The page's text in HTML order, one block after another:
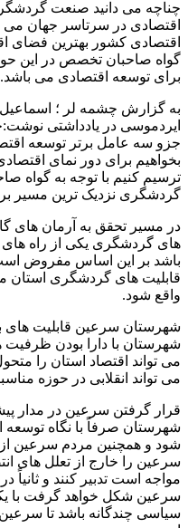
چناچه می دانید صنعت
اقتصادی در سرتاسر جهان می
اقتصادی کشور بهترین فضای
گواه صاحبان تخصص در این
برای توسعه اقتصادی می باشد.
به گزارش چشمه لر ؛
ایردموسی در یادداشتی
جزو سه عامل برتر توسعه
بخواهیم برای دور نمای
ترسیم کنیم با توجه به گواه
گردشگری نزدیک ترین مسیر
در مسیر تحقق به آرمان های
های گردشگری یکی از راه
باشد بر این اساس مفروض
قابلیت های گردشگری استان
واقع شود.
شهرستان سرعین قابلیت های
شهرستان با دارا بودن
می تواند اقتصاد استان را
می تواند انقلابی در حوزه
قرار گرفتن سرعین در مدار
شهرستان صرفاً با نگاه توسعه
شود و همچنین مردم سرعین از
سرعین را خارج از تعلل های
مواجه است تدبیر کنند و ثانیاً
سرعین شکل خواهد گرفت با
سیاسی چندگانه باشد تا